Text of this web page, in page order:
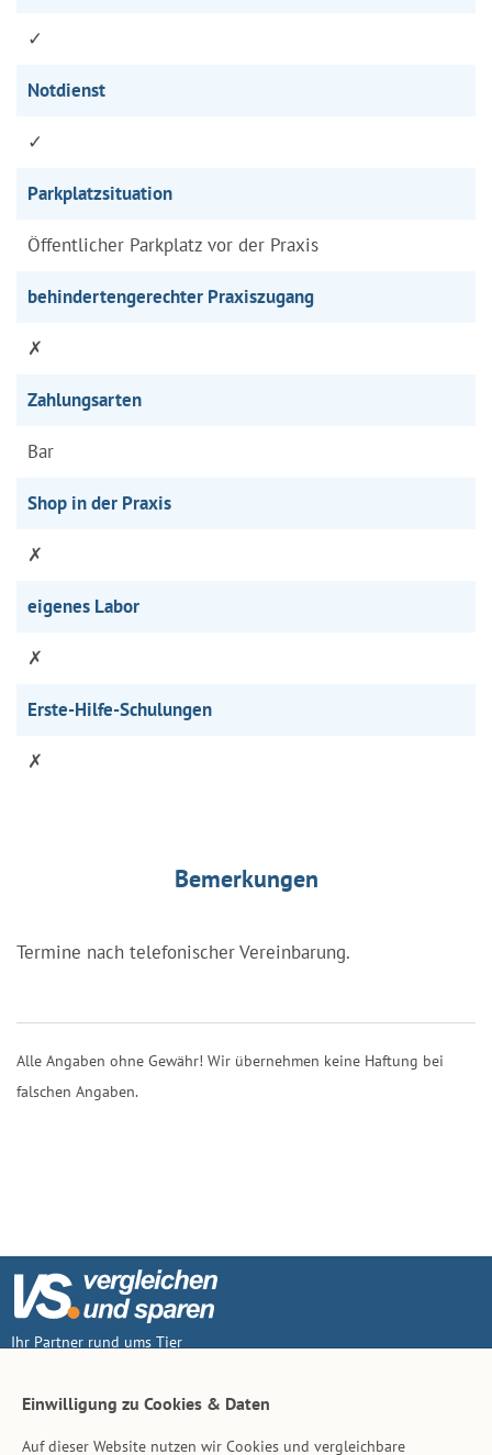
✓
Notdienst
✓
Parkplatzsituation
Öffentlicher Parkplatz vor der Praxis
behindertengerechter Praxiszugang
✗
Zahlungsarten
Bar
Shop in der Praxis
✗
eigenes Labor
✗
Erste-Hilfe-Schulungen
✗
Bemerkungen
Termine nach telefonischer Vereinbarung.
Alle Angaben ohne Gewähr! Wir übernehmen keine Haftung bei
falschen Angaben.
Ihr Partner rund ums Tier
Einwilligung zu Cookies & Daten
Auf dieser Website nutzen wir Cookies und vergleichbare